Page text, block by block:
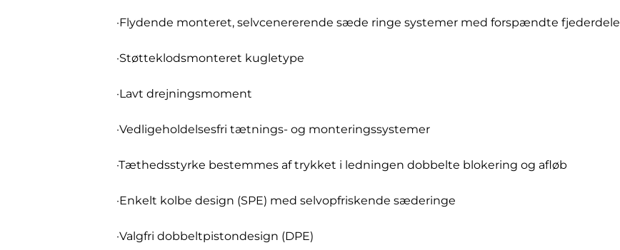
·Flydende monteret, selvcenererende sæde ringe systemer med forspændte fjederdele
·Støtteklodsmonteret kugletype
·Lavt drejningsmoment
·Vedligeholdelsesfri tætnings- og monteringssystemer
·Tæthedsstyrke bestemmes af trykket i ledningen dobbelte blokering og afløb
·Enkelt kolbe design (SPE) med selvopfriskende sæderinge
·Valgfri dobbeltpistondesign (DPE)